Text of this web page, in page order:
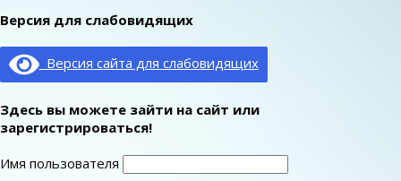
Версия для слабовидящих
Версия сайта для слабовидящих
Здесь вы можете зайти на сайт или
зарегистрироваться!
Имя пользователя